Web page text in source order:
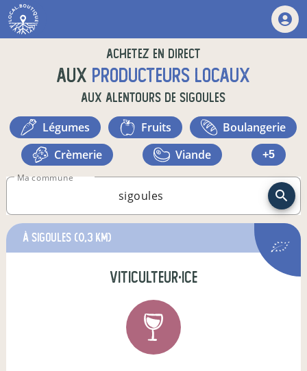
Achetez en direct
auxproducteurs locaux
aux alentours desigoules
légumes fruits
boulangerie
crèmerie
viande +5
Ma commune
à sigoules (0,3 km)
viticulteur·ice